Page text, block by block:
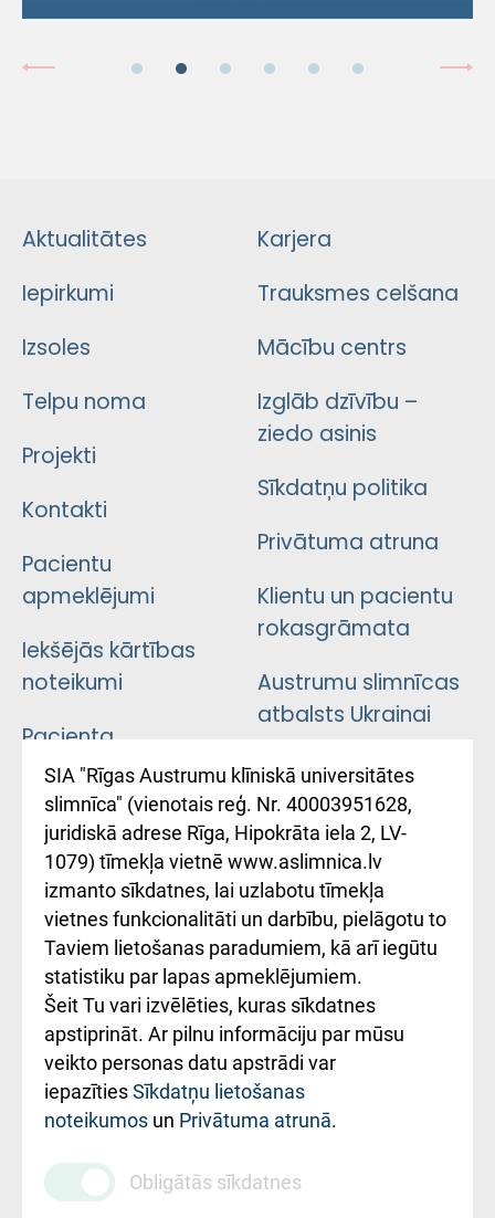
Aktualitātes
Iepirkumi
Izsoles
Telpu noma
Projekti
Kontakti
Pacientu
apmeklējumi
Iekšējās kārtības
noteikumi
Pacienta
atsauksmju/sūdzību
iesniegšanas
kārtība
Kā pie mums nokļūt
Rēķinu apmaksas
ceļvedis
Rekvizīti un
ārstniecības
iestādes kods
010000234
Maksas
pakalpojumu
Karjera
Trauksmes celšana
Mācību centrs
Izglāb dzīvību –
ziedo asinis
Sīkdatņu politika
Privātuma atruna
Klientu un pacientu
rokasgrāmata
Austrumu slimnīcas
atbalsts Ukrainai
Підтримка Східної
лікарні та співпраця з
Україною
SIA "Rīgas Austrumu klīniskā universitātes
slimnīca" (vienotais reģ. Nr. 40003951628,
juridiskā adrese Rīga, Hipokrāta iela 2, LV-
1079) tīmekļa vietnē www.aslimnica.lv
izmanto sīkdatnes, lai uzlabotu tīmekļa
vietnes funkcionalitāti un darbību, pielāgotu to
Taviem lietošanas paradumiem, kā arī iegūtu
statistiku par lapas apmeklējumiem.
Šeit Tu vari izvēlēties, kuras sīkdatnes
apstiprināt. Ar pilnu informāciju par mūsu
veikto personas datu apstrādi var
iepazītiesSīkdatņu lietošanas
noteikumos un Privātuma atrunā.
Obligātās sīkdatnes